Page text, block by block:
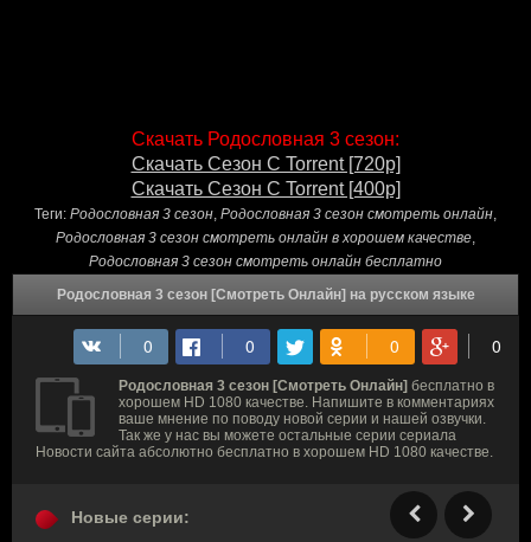
Скачать Родословная 3 сезон:
Скачать Сезон С Torrent [720p]
Скачать Сезон С Torrent [400p]
Теги: Родословная 3 сезон, Родословная 3 сезон смотреть онлайн,
Родословная 3 сезон смотреть онлайн в хорошем качестве,
Родословная 3 сезон смотреть онлайн бесплатно
Родословная 3 сезон [Смотреть Онлайн] на русском языке
Родословная 3 сезон [Смотреть Онлайн] бесплатно в
хорошем HD 1080 качестве. Напишите в комментариях
ваше мнение по поводу новой серии и нашей озвучки.
Так же у нас вы можете остальные серии сериала
Новости сайта абсолютно бесплатно в хорошем HD 1080 качестве.
Новые серии: